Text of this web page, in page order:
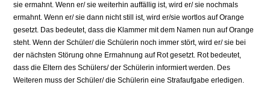
sie ermahnt. Wenn er/ sie weiterhin auffällig ist, wird er/ sie nochmals
ermahnt. Wenn er/ sie dann nicht still ist, wird er/sie wortlos auf Orange
gesetzt. Das bedeutet, dass die Klammer mit dem Namen nun auf Orange
steht. Wenn der Schüler/ die Schülerin noch immer stört, wird er/ sie bei
der nächsten Störung ohne Ermahnung auf Rot gesetzt. Rot bedeutet,
dass die Eltern des Schülers/ der Schülerin informiert werden. Des
Weiteren muss der Schüler/ die Schülerin eine Strafaufgabe erledigen.